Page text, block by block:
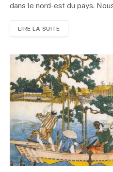
dans le nord-est du pays.
LIRE LA SUITE